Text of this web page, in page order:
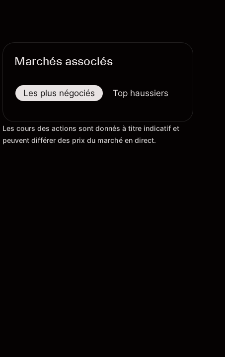
Marchés associés
Les plus négociés Top haussiers
Les cours des actions sont donnés à titre indicatif et
peuvent différer des prix du marché en direct.